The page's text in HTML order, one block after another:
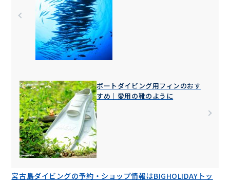
ボートダイビング用フィンのおす
すめ｜愛用の靴のように
宮古島ダイビングの予約・ショップ情報はBIGHOLIDAYトッ